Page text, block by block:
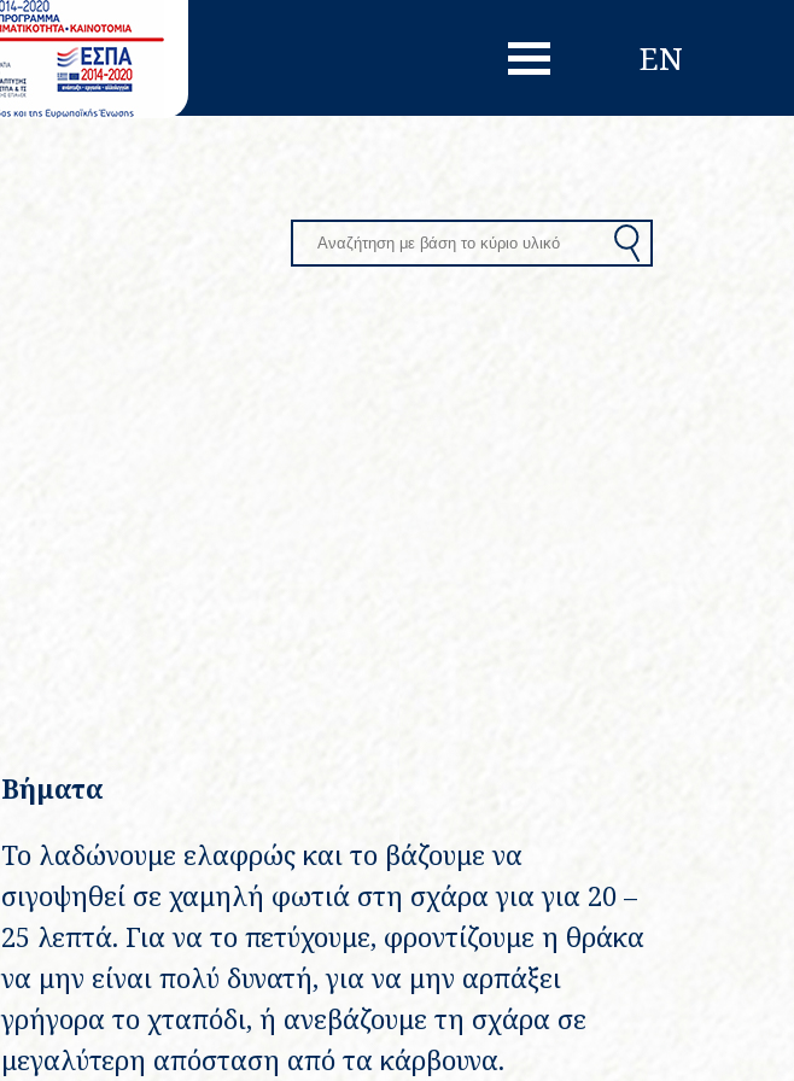
EN
Search
Βήματα
Το λαδώνουμε ελαφρώς και το βάζουμε να
σιγοψηθεί σε χαμηλή φωτιά στη σχάρα για για 20 –
25 λεπτά. Για να το πετύχουμε, φροντίζουμε η θράκα
να μην είναι πολύ δυνατή, για να μην αρπάξει
γρήγορα το χταπόδι, ή ανεβάζουμε τη σχάρα σε
μεγαλύτερη απόσταση από τα κάρβουνα.